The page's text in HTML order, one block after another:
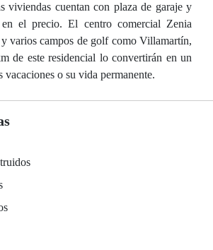
viviendas cuentan con plaza de garaje y
el precio. El centro comercial Zenia
varios campos de golf como Villamartín,
de este residencial lo convertirán en un
vacaciones o su vida permanente.